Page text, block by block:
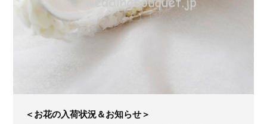
＜お花の入荷状況＆お知らせ＞